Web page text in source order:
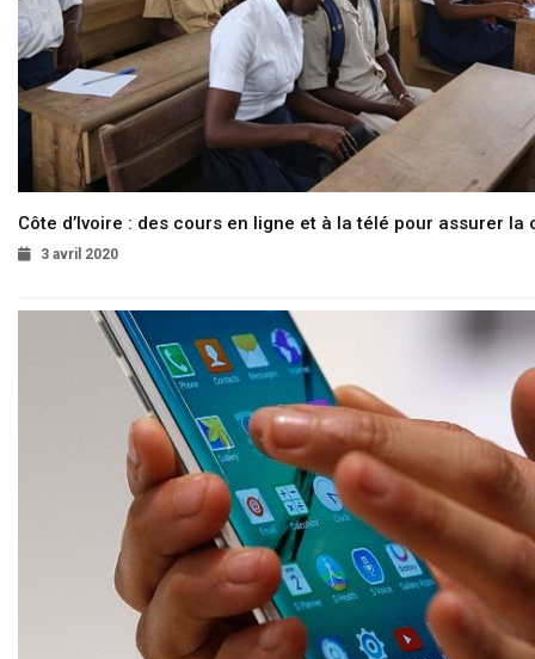
Côte d’Ivoire : des cours en ligne et à la télé pour assurer la
3 avril 2020